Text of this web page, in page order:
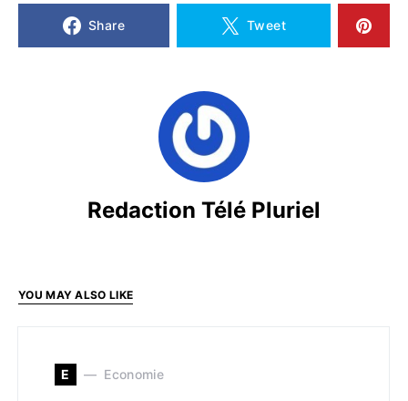
Share Tweet
Redaction Télé Pluriel
YOU MAY ALSO LIKE
E Economie